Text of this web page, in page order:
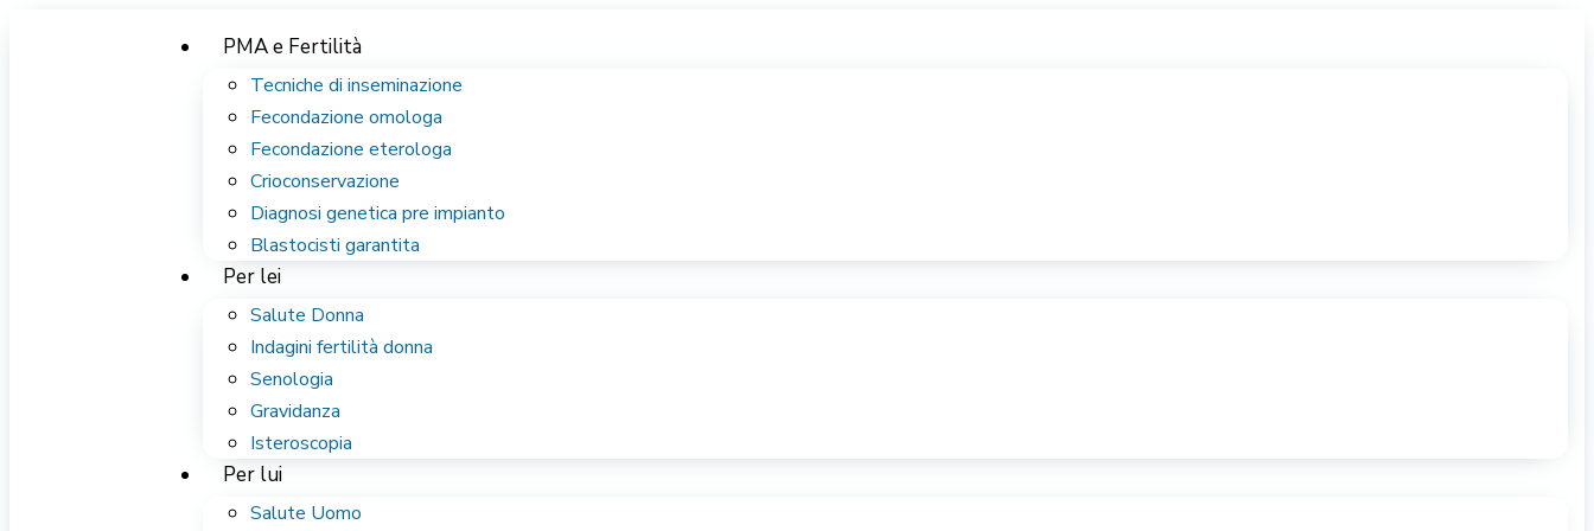
PMA e Fertilità
Tecniche di inseminazione
Fecondazione omologa
Fecondazione eterologa
Crioconservazione
Diagnosi genetica pre impianto
Blastocisti garantita
Per lei
Salute Donna
Indagini fertilità donna
Senologia
Gravidanza
Isteroscopia
Per lui
Salute Uomo